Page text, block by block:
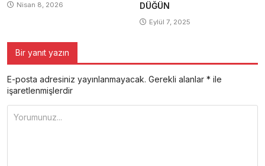
Nisan 8, 2026 DÜĞÜN
Eylül 7, 2025
Bir yanıt yazın
E-posta adresiniz yayınlanmayacak. Gerekli alanlar * ile
işaretlenmişlerdir